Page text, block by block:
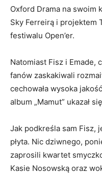
Oxford Drama na swoim
Sky Ferreirą i projektem
festiwalu Open’er.
Natomiast Fisz i Emade,
fanów zaskakiwali
cechowała wysoka
album „Mamut” ukazał
Jak podkreśla sam Fisz,
płyta. Nic dziwnego,
zaprosili kwartet
Kasie Nosowską oraz